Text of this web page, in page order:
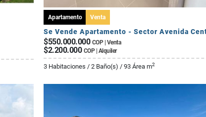
Apartamento Venta
$550.000.000 COP | Venta
$2.200.000 COP | Alquiler
3 Habitaciones / 2 Baño(s) / 93 Área m2